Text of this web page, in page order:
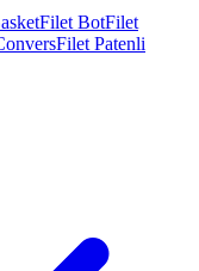
Filet BotFilet
Filet Patenli